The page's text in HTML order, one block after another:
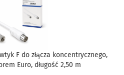
F do złącza koncentrycznego,
Euro, długość 2,50 m